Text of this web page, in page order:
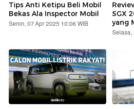
Tips Anti Ketipu Beli Mobil
Bekas Ala Inspector Mobil
Senin, 07 Apr 2025 10:06 WIB
SGX
yang
Selasa,